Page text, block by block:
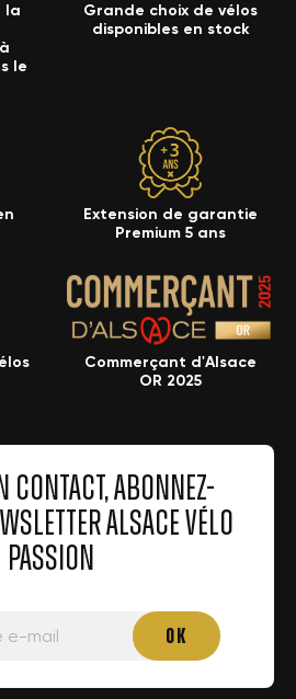
la
le
Grande choix de vélos
disponibles en stock
Extension de garantie
Premium 5 ans
Commerçant d'Alsace
OR 2025
CONTACT, ABONNEZ-
ALSACE VÉLO
PASSION